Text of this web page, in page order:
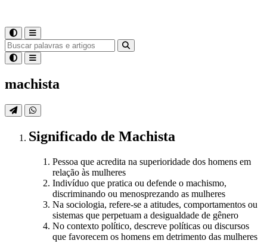
machista
Significado de Machista
Pessoa que acredita na superioridade dos homens em
relação às mulheres
Indivíduo que pratica ou defende o machismo,
discriminando ou menosprezando as mulheres
Na sociologia, refere-se a atitudes, comportamentos ou
sistemas que perpetuam a desigualdade de gênero
No contexto político, descreve políticas ou discursos
que favorecem os homens em detrimento das mulheres